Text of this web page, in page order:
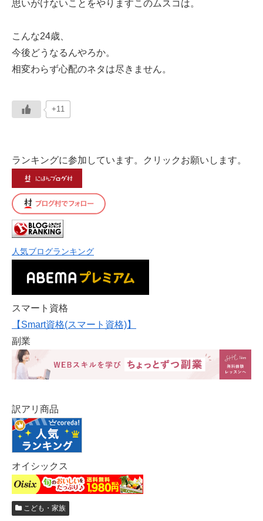
思いがけないことをやりますこのムスコは。
こんな24歳、
今後どうなるんやろか。
相変わらず心配のネタは尽きません。
+11
ランキングに参加しています。クリックお願いします。
人気ブログランキング
スマート資格
【Smart資格(スマート資格)】
副業
訳アリ商品
オイシックス
こども・家族